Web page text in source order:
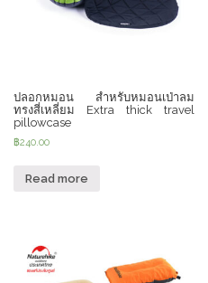
ปลอกหมอน สำหรับหมอนเป่าลม
ทรงสี่เหลี่ยม Extra thick travel
pillowcase
฿240.00
Read more